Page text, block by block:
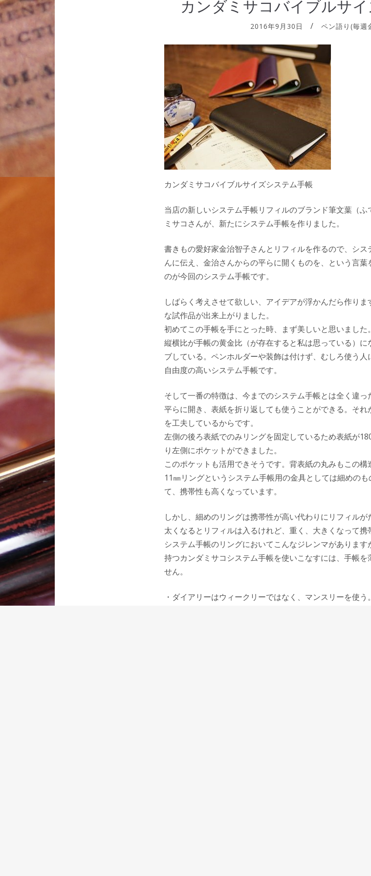
カンダミサコバイブルサ
2016年9月30日 ペン語り(毎週
カンダミサコバイブルサイズシステム手帳
当店の新しいシステム手帳リフィルのブランド筆文葉（
ミサコさんが、新たにシステム手帳を作りました。
書きもの愛好家金治智子さんとリフィルを作るので、シ
んに伝え、金治さんからの平らに開くものを、という言
のが今回のシステム手帳です。
しばらく考えさせて欲しい、アイデアが浮かんだら作り
な試作品が出来上がりました。
初めてこの手帳を手にとった時、まず美しいと思いました。
縦横比が手帳の黄金比（が存在すると私は思っている）
ブしている。ペンホルダーや装飾は付けず、むしろ使う
自由度の高いシステム手帳です。
そして一番の特徴は、今までのシステム手帳とは全く違っ
平らに開き、表紙を折り返しても使うことができる。そ
を工夫しているからです。
左側の後ろ表紙でのみリングを固定しているため表紙が
り左側にポケットができました。
このポケットも活用できそうです。背表紙の丸みもこの構
11㎜リングというシステム手帳用の金具としては細めの
て、携帯性も高くなっています。
しかし、細めのリングは携帯性が高い代わりにリフィル
太くなるとリフィルは入るけれど、重く、大きくなって携
システム手帳のリングにおいてこんなジレンマがありま
持つカンダミサコシステム手帳を使いこなすには、手帳
せん。
・ダイアリーはウィークリーではなく、マンスリーを使う。